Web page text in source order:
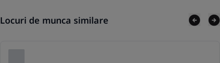
Locuri de munca similare